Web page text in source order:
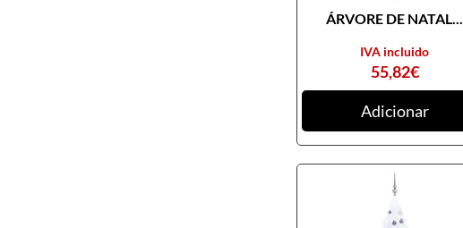
ÁRVORE DE NATAL...
55,82€
IVA incluido
Adicionar